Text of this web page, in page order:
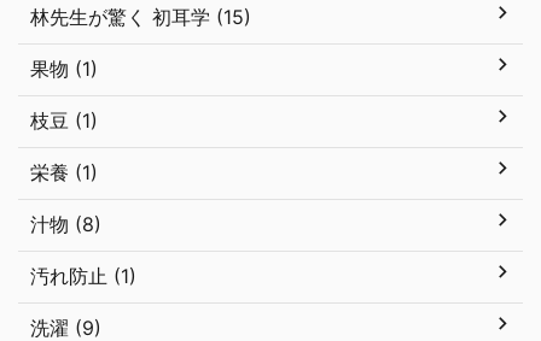
林先生が驚く 初耳学 (15)
果物 (1)
枝豆 (1)
栄養 (1)
汁物 (8)
汚れ防止 (1)
洗濯 (9)